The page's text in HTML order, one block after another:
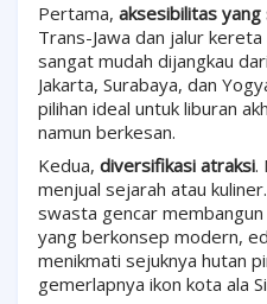
Pertama, aksesibilitas yang
Trans-Jawa dan jalur
sangat mudah dijangkau
Jakarta, Surabaya, dan
pilihan ideal untuk liburan
namun berkesan.
Kedua, diversifikasi atraksi.
menjual sejarah atau
swasta gencar membangun
yang berkonsep modern,
menikmati sejuknya hutan
gemerlapnya ikon kota ala